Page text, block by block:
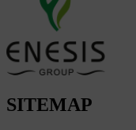
SITEMAP